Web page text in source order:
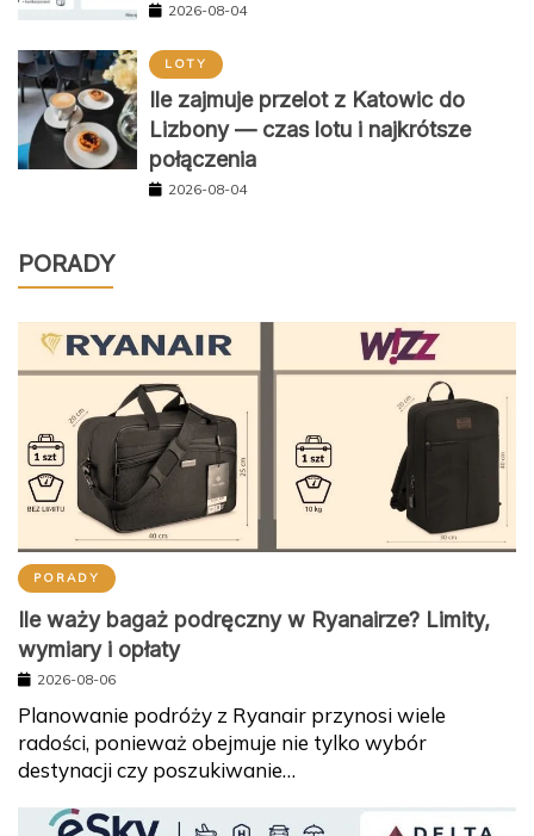
2026-08-04
LOTY
Ile zajmuje przelot z Katowic do
Lizbony — czas lotu i najkrótsze
połączenia
2026-08-04
PORADY
PORADY
Ile waży bagaż podręczny w Ryanairze? Limity,
wymiary i opłaty
2026-08-06
Planowanie podróży z Ryanair przynosi wiele
radości, ponieważ obejmuje nie tylko wybór
destynacji czy poszukiwanie…